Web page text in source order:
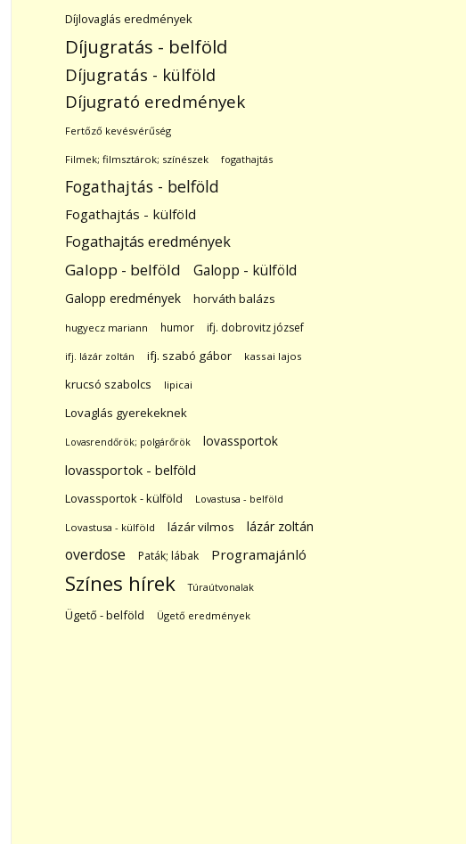
Díjlovaglás eredmények
Díjugratás - belföld
Díjugratás - külföld
Díjugrató eredmények
Fertőző kevésvérűség
Filmek; filmsztárok; színészek fogathajtás
Fogathajtás - belföld
Fogathajtás - külföld
Fogathajtás eredmények
Galopp - belföld Galopp - külföld
Galopp eredmények horváth balázs
hugyecz mariann humor ifj. dobrovitz józsef
ifj. lázár zoltán ifj. szabó gábor kassai lajos
krucsó szabolcs lipicai
Lovaglás gyerekeknek
Lovasrendőrök; polgárőrök
lovassportok
lovassportok - belföld
Lovassportok - külföld Lovastusa - belföld
Lovastusa - külföld lázár vilmos lázár zoltán
overdose Paták; lábak Programajánló
Színes hírek Túraútvonalak
Ügető - belföld Ügető eredmények